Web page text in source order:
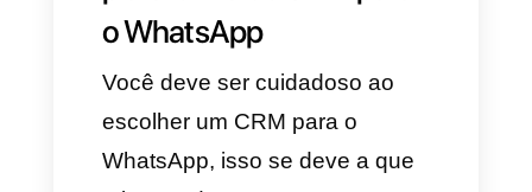
importante ou inclusive o
Melhorar os processos com um
CRM como a Callbell, para o